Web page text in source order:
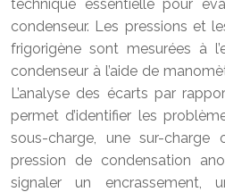
technique essentielle pour
condenseur. Les pressions et
frigorigène sont mesurées à
condenseur à l’aide de
L’analyse des écarts par
permet d’identifier les
sous-charge, une sur-charge
pression de condensation
signaler un encrassement,